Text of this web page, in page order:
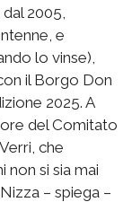
2005,
e
lo vinse),
il Borgo Don
2025. A
del Comitato
che
si sia mai
– spiega –